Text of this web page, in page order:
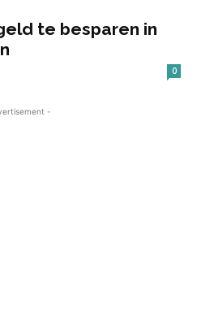
te besparen in
0
-